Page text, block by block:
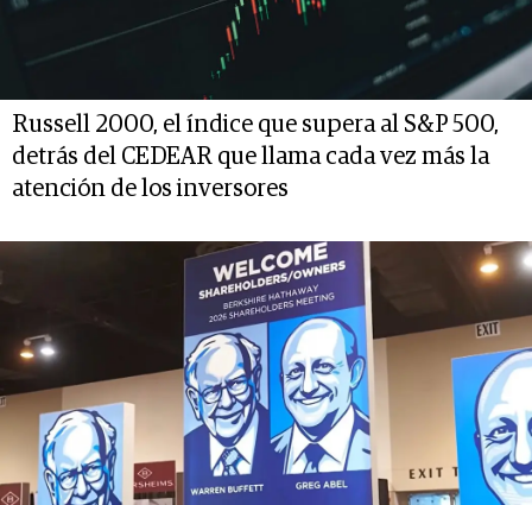
Russell 2000, el índice que supera al S&P 500,
detrás del CEDEAR que llama cada vez más la
atención de los inversores